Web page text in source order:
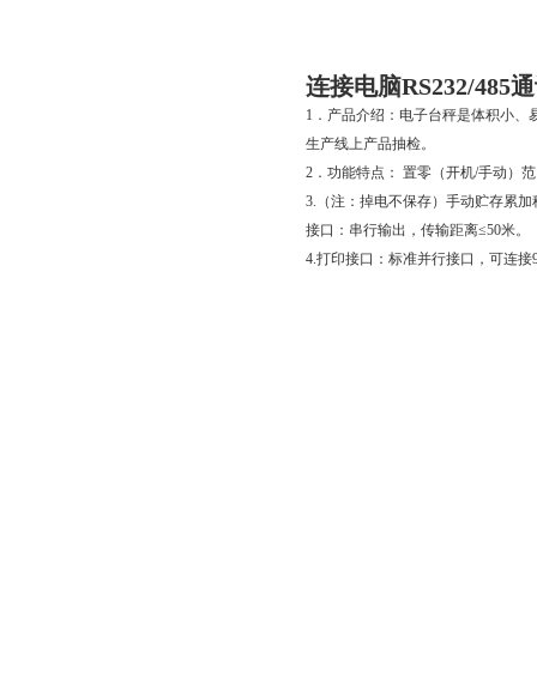
连接电脑RS232/485
1．产品介绍：电子台秤是体积小
生产线上产品抽检。
2．功能特点： 置零（开机/手动）
3.（注：掉电不保存）手动贮存累
接口：串行输出，传输距离≤50米。
4.打印接口：标准并行接口，可连接